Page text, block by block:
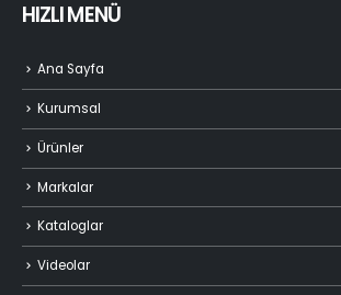
HIZLI MENÜ
Ana Sayfa
Kurumsal
Ürünler
Markalar
Kataloglar
Videolar